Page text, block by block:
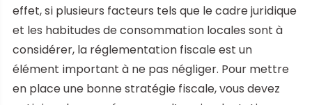
effet, si plusieurs facteurs tels que le cadre juridique
et les habitudes de consommation locales sont à
considérer, la réglementation fiscale est un
élément important à ne pas négliger. Pour mettre
en place une bonne stratégie fiscale, vous devez